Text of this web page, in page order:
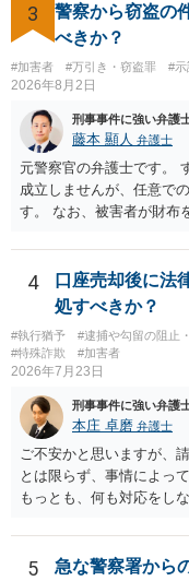
3
警察から窃盗の
べきか？
#加害者 #万引き・窃盗罪 #示
2026年8月2日
刑事事件に強い弁護
藤本 顯人 弁護士
元警察官の弁護士です。
成立しませんが、任意で
す。 なお、被害者が財布
と言い逃れはかなり厳し
4
口座売却後に法
処すべきか？
#執行猶予 #逮捕や勾留の阻止
#特殊詐欺
#加害者
2026年7月23日
刑事事件に強い弁護
本庄 卓磨 弁護士
ご不安かと思いますが、
とは限らず、事情によっ
もっとも、何も対応をし
めします。
5 急な警察署から